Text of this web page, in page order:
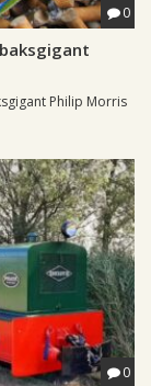
0
Philip Morris
0